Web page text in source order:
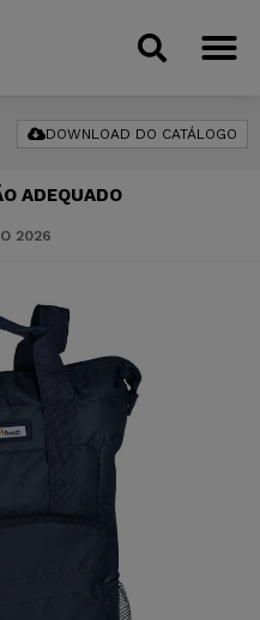
DOWNLOAD DO CATÁLOGO
ADEQUADO
2026